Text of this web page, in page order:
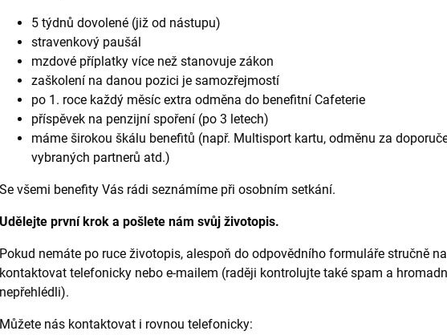
5 týdnů dovolené (již od nástupu)
stravenkový paušál
mzdové příplatky více než stanovuje zákon
zaškolení na danou pozici je samozřejmostí
po 1. roce každý měsíc extra odměna do benefitní Cafeterie
příspěvek na penzijní spoření (po 3 letech)
máme širokou škálu benefitů (např. Multisport kartu, odměnu za
vybraných partnerů atd.)
Se všemi benefity Vás rádi seznámíme při osobním setkání.
Udělejte první krok a pošlete nám svůj životopis.
Pokud nemáte po ruce životopis, alespoň do odpovědního formuláře stručně
kontaktovat telefonicky nebo e-mailem (raději kontrolujte také spam a
nepřehlédli).
Můžete nás kontaktovat i rovnou telefonicky: